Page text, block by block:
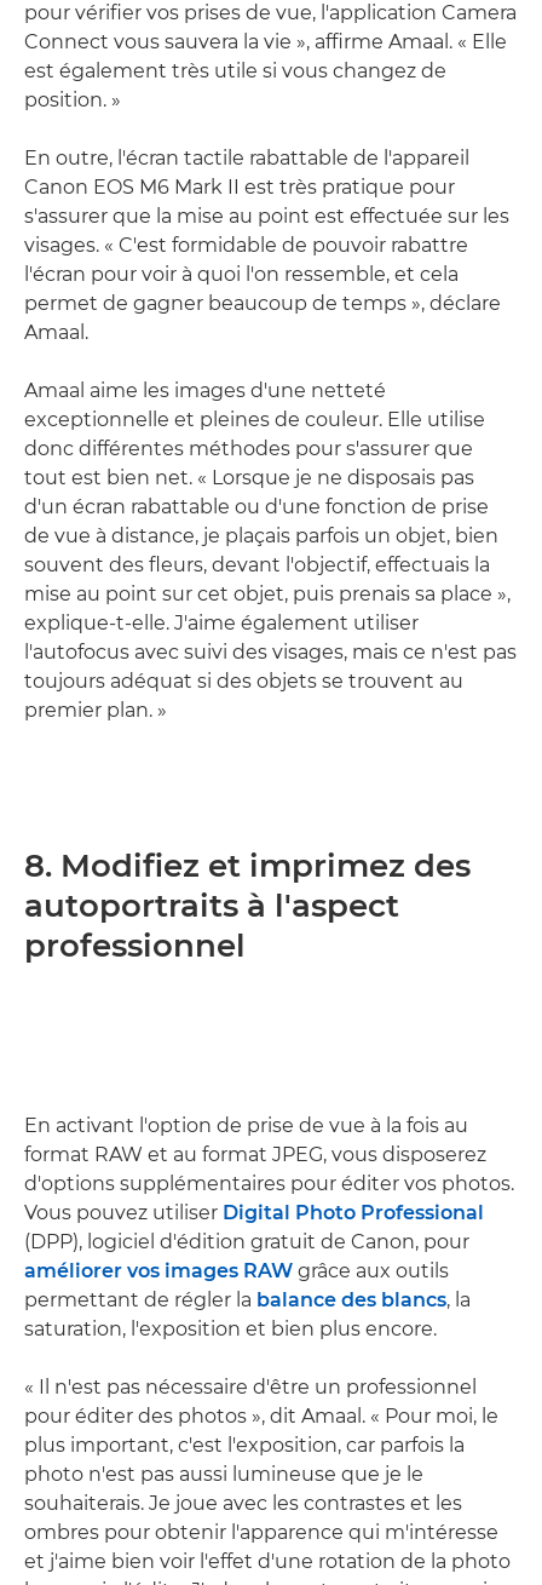
pour vérifier vos prises de vue, l'application Camera
Connect vous sauvera la vie », affirme Amaal. « Elle
est également très utile si vous changez de
position. »
En outre, l'écran tactile rabattable de l'appareil
Canon EOS M6 Mark II est très pratique pour
s'assurer que la mise au point est effectuée sur les
visages. « C'est formidable de pouvoir rabattre
l'écran pour voir à quoi l'on ressemble, et cela
permet de gagner beaucoup de temps », déclare
Amaal.
Amaal aime les images d'une netteté
exceptionnelle et pleines de couleur. Elle utilise
donc différentes méthodes pour s'assurer que
tout est bien net. « Lorsque je ne disposais pas
d'un écran rabattable ou d'une fonction de prise
de vue à distance, je plaçais parfois un objet, bien
souvent des fleurs, devant l'objectif, effectuais la
mise au point sur cet objet, puis prenais sa place »,
explique-t-elle. J'aime également utiliser
l'autofocus avec suivi des visages, mais ce n'est pas
toujours adéquat si des objets se trouvent au
premier plan. »
8. Modifiez et imprimez des
autoportraits à l'aspect
professionnel
En activant l'option de prise de vue à la fois au
format RAW et au format JPEG, vous disposerez
d'options supplémentaires pour éditer vos photos.
Vous pouvez utiliser Digital Photo Professional
(DPP), logiciel d'édition gratuit de Canon, pour
améliorer vos images RAW grâce aux outils
permettant de régler la balance des blancs, la
saturation, l'exposition et bien plus encore.
« Il n'est pas nécessaire d'être un professionnel
pour éditer des photos », dit Amaal. « Pour moi, le
plus important, c'est l'exposition, car parfois la
photo n'est pas aussi lumineuse que je le
souhaiterais. Je joue avec les contrastes et les
ombres pour obtenir l'apparence qui m'intéresse
et j'aime bien voir l'effet d'une rotation de la photo